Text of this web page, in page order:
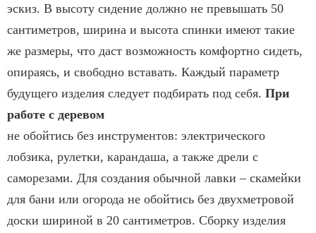
эскиз. В высоту сидение должно не превышать 50
сантиметров, ширина и высота спинки имеют такие
же размеры, что даст возможность комфортно сидеть,
опираясь, и свободно вставать. Каждый параметр
будущего изделия следует подбирать под себя. При
работе с деревом
не обойтись без инструментов: электрического
лобзика, рулетки, карандаша, а также дрели с
саморезами. Для создания обычной лавки – скамейки
для бани или огорода не обойтись без двухметровой
доски шириной в 20 сантиметров. Сборку изделия